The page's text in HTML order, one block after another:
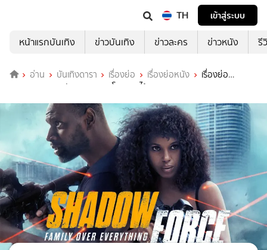
TH
เข้าสู่ระบบ
หน้าแรกบันเทิง
ข่าวบันเทิง ข่าวละคร ข่าวหนัง รี
อ่าน บันเทิงดารา เรื่องย่อ เรื่องย่อหนัง
เรื่องย่อ
Shadow Force ดับเบิลจารชน โคตรคนไร้เงา